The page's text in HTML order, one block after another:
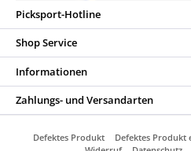
Picksport-Hotline
Shop Service
Informationen
Zahlungs- und Versandarten
Defektes Produkt Defektes Produkt